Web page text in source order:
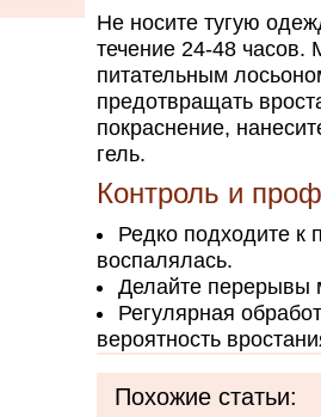
Не носите тугую
течение 24-48
питательным
предотвращать
покраснение,
гель.
Контроль и
Редко подходите к
воспалялась.
Делайте перерывы
Регулярная
вероятность
Похожие статьи: